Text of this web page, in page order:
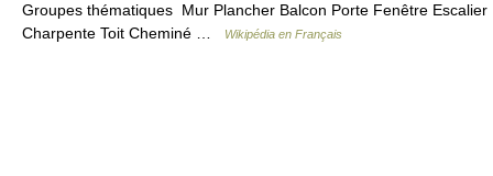
Groupes thématiques Mur Plancher Balcon Porte Fenêtre Escalier
Charpente Toit Cheminé …
Wikipédia en Français